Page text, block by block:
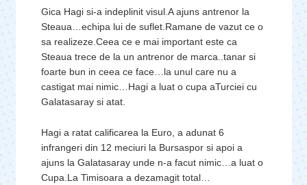
Gica Hagi si-a indeplinit visul.A ajuns antrenor la
Steaua…echipa lui de suflet.Ramane de vazut ce o
sa realizeze.Ceea ce e mai important este ca
Steaua trece de la un antrenor de marca..tanar si
foarte bun in ceea ce face…la unul care nu a
castigat mai nimic…Hagi a luat o cupa aTurciei cu
Galatasaray si atat.
Hagi a ratat calificarea la Euro, a adunat 6
infrangeri din 12 meciuri la Bursaspor si apoi a
ajuns la Galatasaray unde n-a facut nimic…a luat o
Cupa.La Timisoara a dezamagit total…